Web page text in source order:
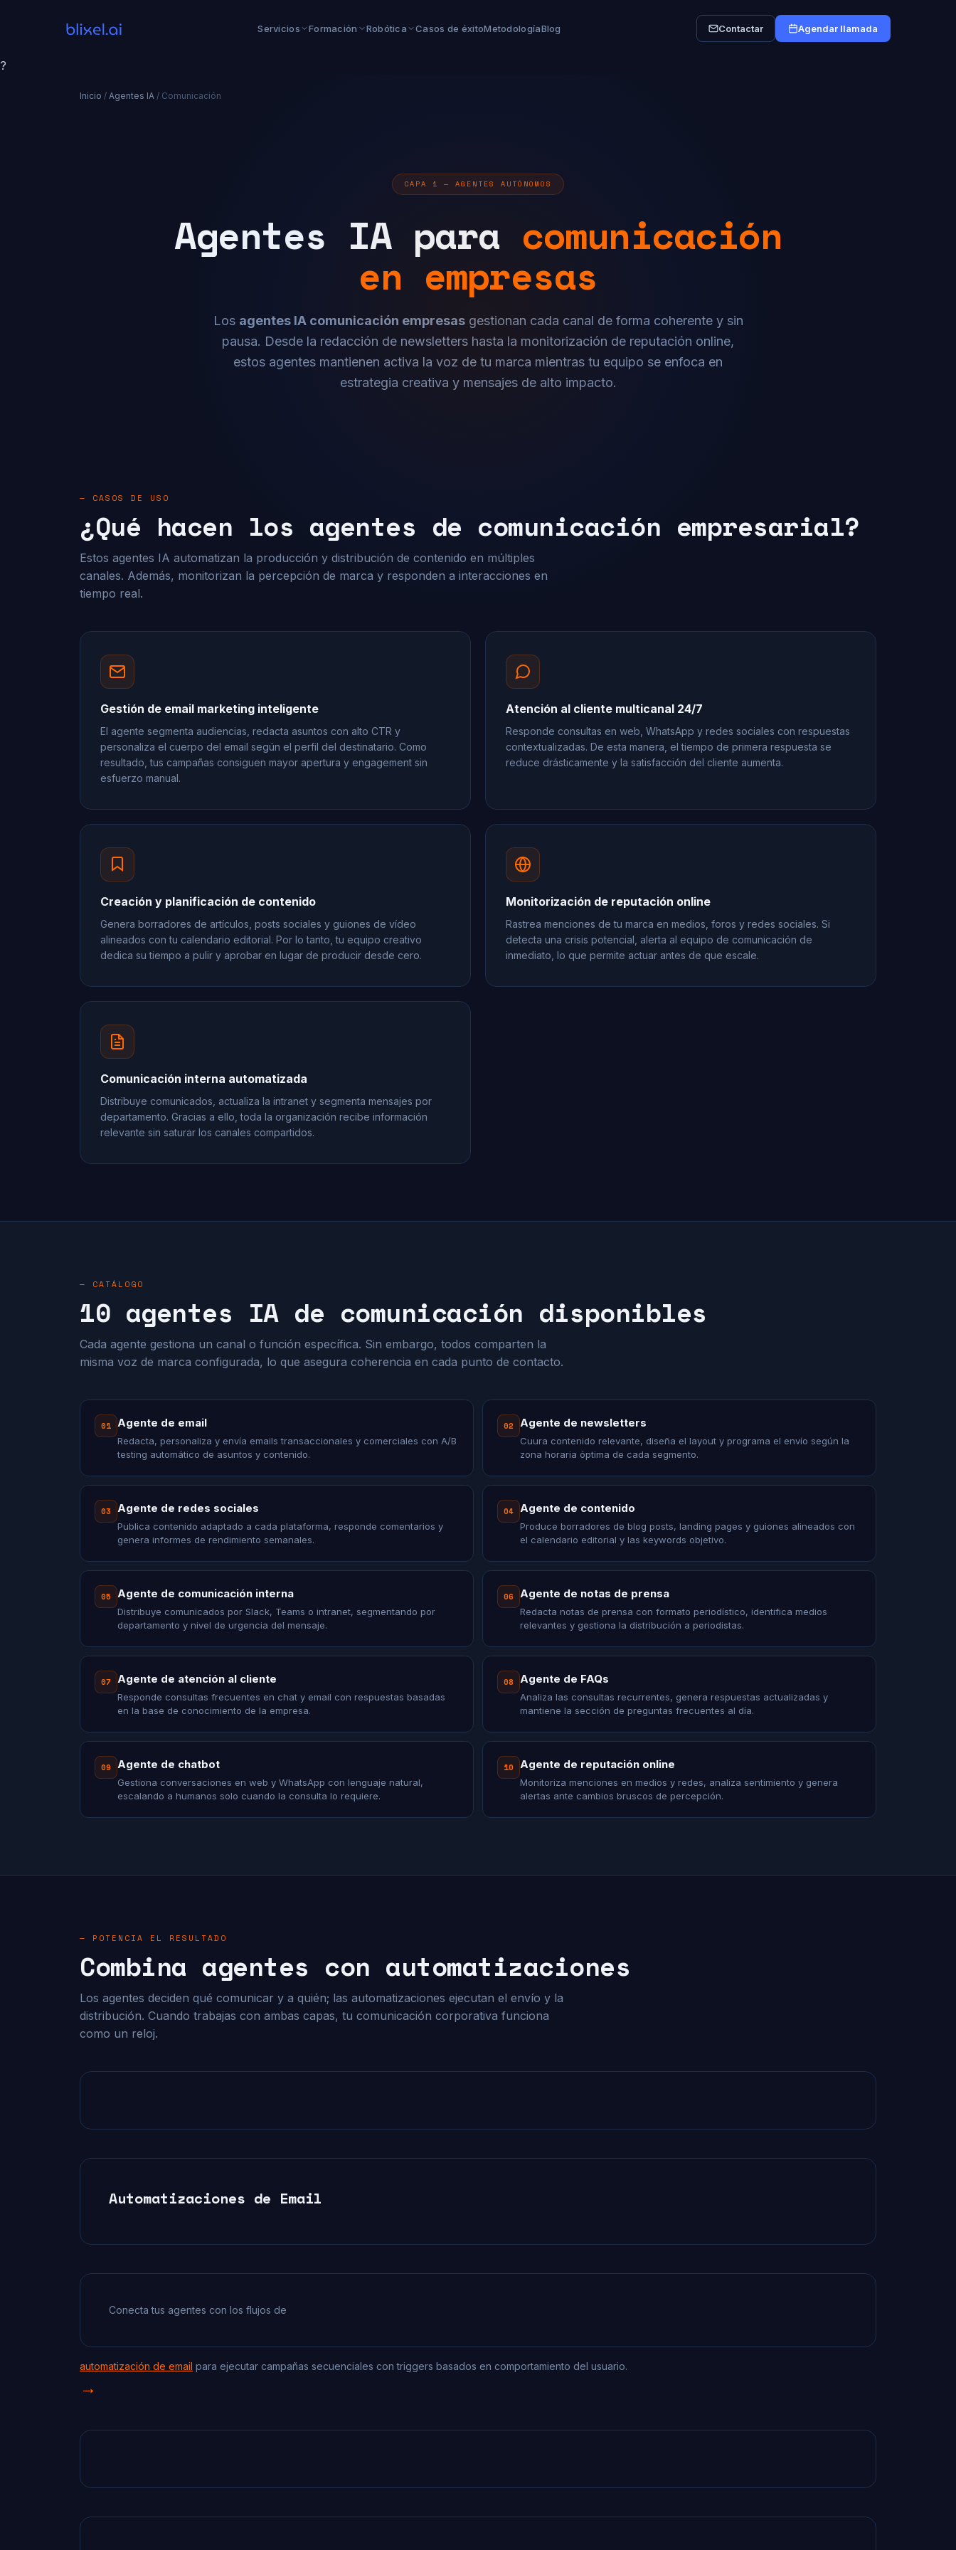
Servicios Formación Robótica Casos de éxitoMetodologíaBlog Contactar Agendar llamada
?
Inicio / Agentes IA / Comunicación
CAPA 1 — AGENTES AUTÓNOMOS
Agentes IA para comunicación
en empresas
Los agentes IA comunicación empresasgestionan cada canal de forma coherente y sin
pausa. Desde la redacción de newsletters hasta la monitorización de reputación online,
estos agentes mantienen activa la voz de tu marca mientras tu equipo se enfoca en
estrategia creativa y mensajes de alto impacto.
— CASOS DE USO
¿Qué hacen los agentes de comunicación empresarial?
Estos agentes IA automatizan la producción y distribución de contenido en múltiples
canales. Además, monitorizan la percepción de marca y responden a interacciones en
tiempo real.
Gestión de email marketing inteligente
El agente segmenta audiencias, redacta asuntos con alto CTR y
personaliza el cuerpo del email según el perfil del destinatario. Como
resultado, tus campañas consiguen mayor apertura y engagement sin
esfuerzo manual.
Atención al cliente multicanal 24/7
Responde consultas en web, WhatsApp y redes sociales con respuestas
contextualizadas. De esta manera, el tiempo de primera respuesta se
reduce drásticamente y la satisfacción del cliente aumenta.
Creación y planificación de contenido
Genera borradores de artículos, posts sociales y guiones de vídeo
alineados con tu calendario editorial. Por lo tanto, tu equipo creativo
dedica su tiempo a pulir y aprobar en lugar de producir desde cero.
Monitorización de reputación online
Rastrea menciones de tu marca en medios, foros y redes sociales. Si
detecta una crisis potencial, alerta al equipo de comunicación de
inmediato, lo que permite actuar antes de que escale.
Comunicación interna automatizada
Distribuye comunicados, actualiza la intranet y segmenta mensajes por
departamento. Gracias a ello, toda la organización recibe información
relevante sin saturar los canales compartidos.
— CATÁLOGO
10 agentes IA de comunicación disponibles
Cada agente gestiona un canal o función específica. Sin embargo, todos comparten la
misma voz de marca configurada, lo que asegura coherencia en cada punto de contacto.
01 Agente de email
Redacta, personaliza y envía emails transaccionales y comerciales con A/B
testing automático de asuntos y contenido.
02 Agente de newsletters
Cuura contenido relevante, diseña el layout y programa el envío según la
zona horaria óptima de cada segmento.
03 Agente de redes sociales
Publica contenido adaptado a cada plataforma, responde comentarios y
genera informes de rendimiento semanales.
04 Agente de contenido
Produce borradores de blog posts, landing pages y guiones alineados con
el calendario editorial y las keywords objetivo.
05 Agente de comunicación interna
Distribuye comunicados por Slack, Teams o intranet, segmentando por
departamento y nivel de urgencia del mensaje.
06 Agente de notas de prensa
Redacta notas de prensa con formato periodístico, identifica medios
relevantes y gestiona la distribución a periodistas.
07 Agente de atención al cliente
Responde consultas frecuentes en chat y email con respuestas basadas
en la base de conocimiento de la empresa.
08 Agente de FAQs
Analiza las consultas recurrentes, genera respuestas actualizadas y
mantiene la sección de preguntas frecuentes al día.
09 Agente de chatbot
Gestiona conversaciones en web y WhatsApp con lenguaje natural,
escalando a humanos solo cuando la consulta lo requiere.
10 Agente de reputación online
Monitoriza menciones en medios y redes, analiza sentimiento y genera
alertas ante cambios bruscos de percepción.
— POTENCIA EL RESULTADO
Combina agentes con automatizaciones
Los agentes deciden qué comunicar y a quién; las automatizaciones ejecutan el envío y la
distribución. Cuando trabajas con ambas capas, tu comunicación corporativa funciona
como un reloj.
Automatizaciones de Email
Conecta tus agentes con los flujos de
automatización de email para ejecutar campañas secuenciales con triggers basados en comportamiento del usuario.
→